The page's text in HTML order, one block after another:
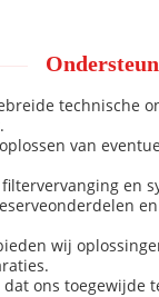
van
wij
ons